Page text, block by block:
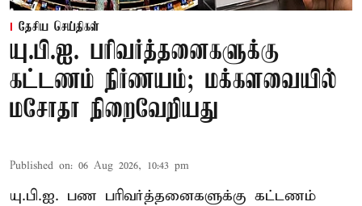
தேசிய செய்திகள்
யு.பி.ஐ. பரிவர்த்தனைகளுக்கு
கட்டணம் நிர்ணயம்; மக்களவையில்
மசோதா நிறைவேறியது
Published on: 06 Aug 2026, 10:43 pm
யு.பி.ஐ. பண பரிவர்த்தனைகளுக்கு கட்டணம்